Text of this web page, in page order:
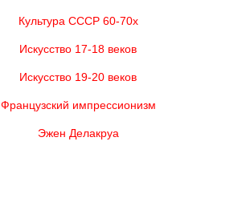
Культура СССР 60-70х
Искусство 17-18 веков
Искусство 19-20 веков
Французский импрессионизм
Эжен Делакруа